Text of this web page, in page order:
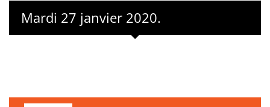
Mardi 27 janvier 2020.